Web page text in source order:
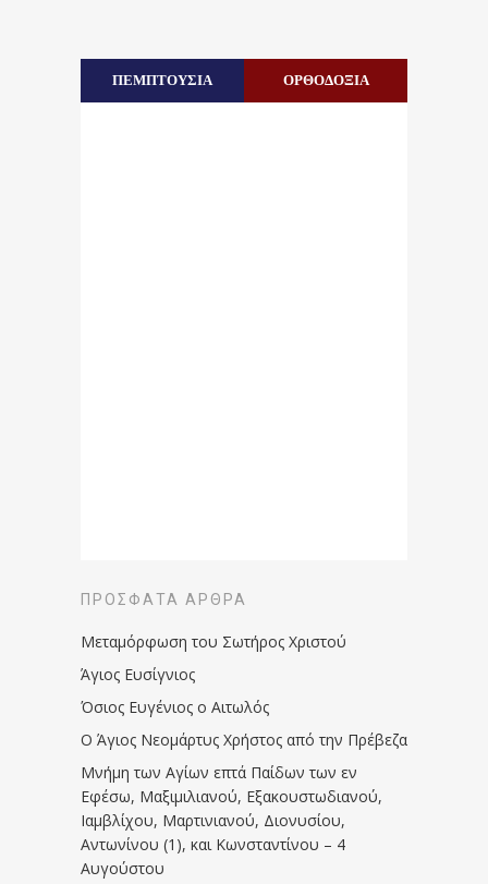
ΠΕΜΠΤΟΥΣΙΑ ΟΡΘΟΔΟΞΙΑ
ΠΡΌΣΦΑΤΑ ΆΡΘΡΑ
Μεταμόρφωση του Σωτήρος Χριστού
Άγιος Ευσίγνιος
Όσιος Ευγένιος ο Αιτωλός
Ο Άγιος Νεομάρτυς Χρήστος από την Πρέβεζα
Μνήμη των Aγίων επτά Παίδων των εν
Eφέσω, Mαξιμιλιανού, Eξακουστωδιανού,
Iαμβλίχου, Mαρτινιανού, Διονυσίου,
Aντωνίνου (1), και Kωνσταντίνου – 4
Αυγούστου